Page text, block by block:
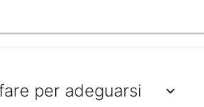
per adeguarsi expand_more